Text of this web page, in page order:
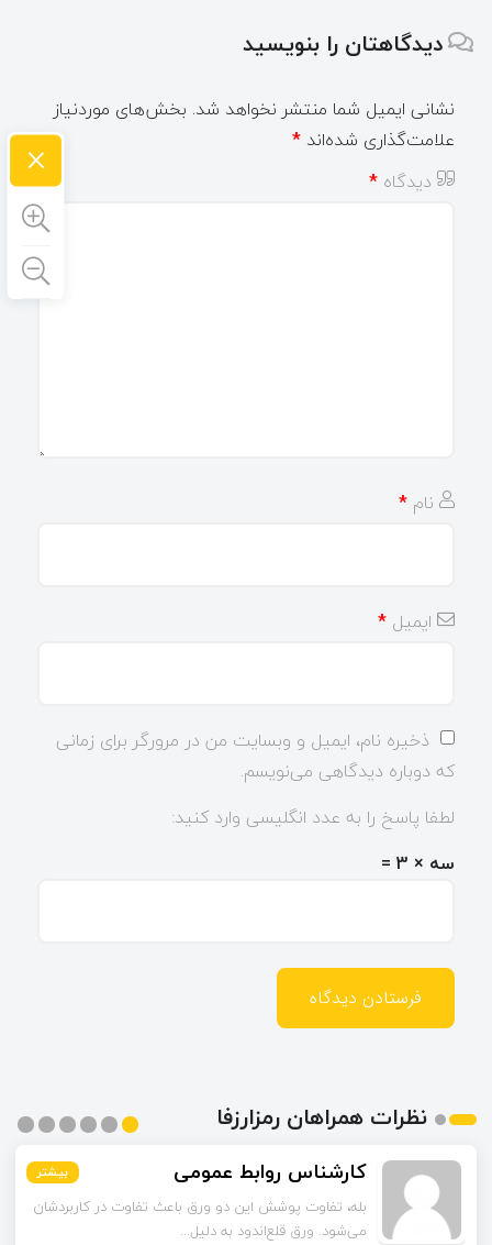
دیدگاهتان را بنویسید
نشانی ایمیل شما منتشر نخواهد شد. بخش‌های موردنیاز
علامت‌گذاری شده‌اند *
دیدگاه *
نام *
ایمیل *
ذخیره نام، ایمیل و وبسایت من در مرورگر برای زمانی
که دوباره دیدگاهی می‌نویسم.
لطفا پاسخ را به عدد انگلیسی وارد کنید:
سه × 3 =
نظرات همراهان رمزارزفا
بیشتر اسماعیل زاده بیشتر
تا قبل از خوندن این مقاله فکر می‌کردم ورق قلع‌اندود
همون ورق گالوانیزه است. تفاو...
بیشتر
بیشتر
بیشتر
بیشتر
×